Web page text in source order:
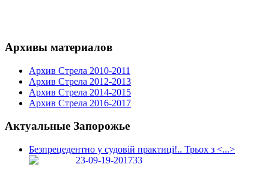
Архивы материалов
Архив Стрела 2010-2011
Архив Стрела 2012-2013
Архив Стрела 2014-2015
Архив Стрела 2016-2017
Актуальные Запорожье
Безпрецедентно у судовій практиці!.. Трьох з <...>